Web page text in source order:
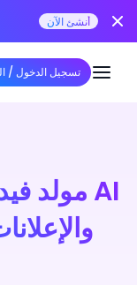
أنشئ الآن
تسجيل الدخول /